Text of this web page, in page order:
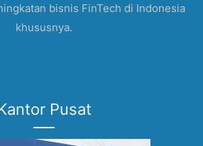
bisnis FinTech di Indonesia
khususnya.
Pusat